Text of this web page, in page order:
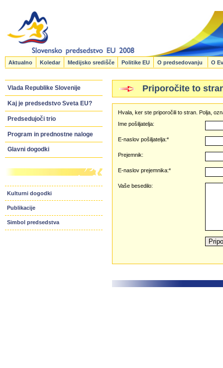
Aktualno Koledar Medijsko središče Politike EU O predsedovanju O
Vlada Republike Slovenije
Kaj je predsedstvo Sveta EU?
Predsedujoči trio
Program in prednostne naloge
Glavni dogodki
Kulturni dogodki
Publikacije
Simbol predsedstva
Priporočite to
Hvala, ker ste priporočili to stran. Polja,
Ime pošiljatelja:
E-naslov pošiljatelja:*
Prejemnik:
E-naslov prejemnika:*
Vaše besedilo: